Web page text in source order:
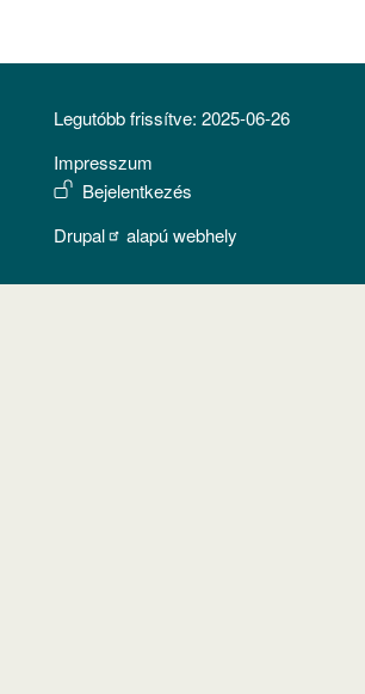
Legutóbb frissítve: 2025-06-26
LÁBLÉC
Impresszum
USER ACCOUNT MENU
Bejelentkezés
Drupal
alapú webhely